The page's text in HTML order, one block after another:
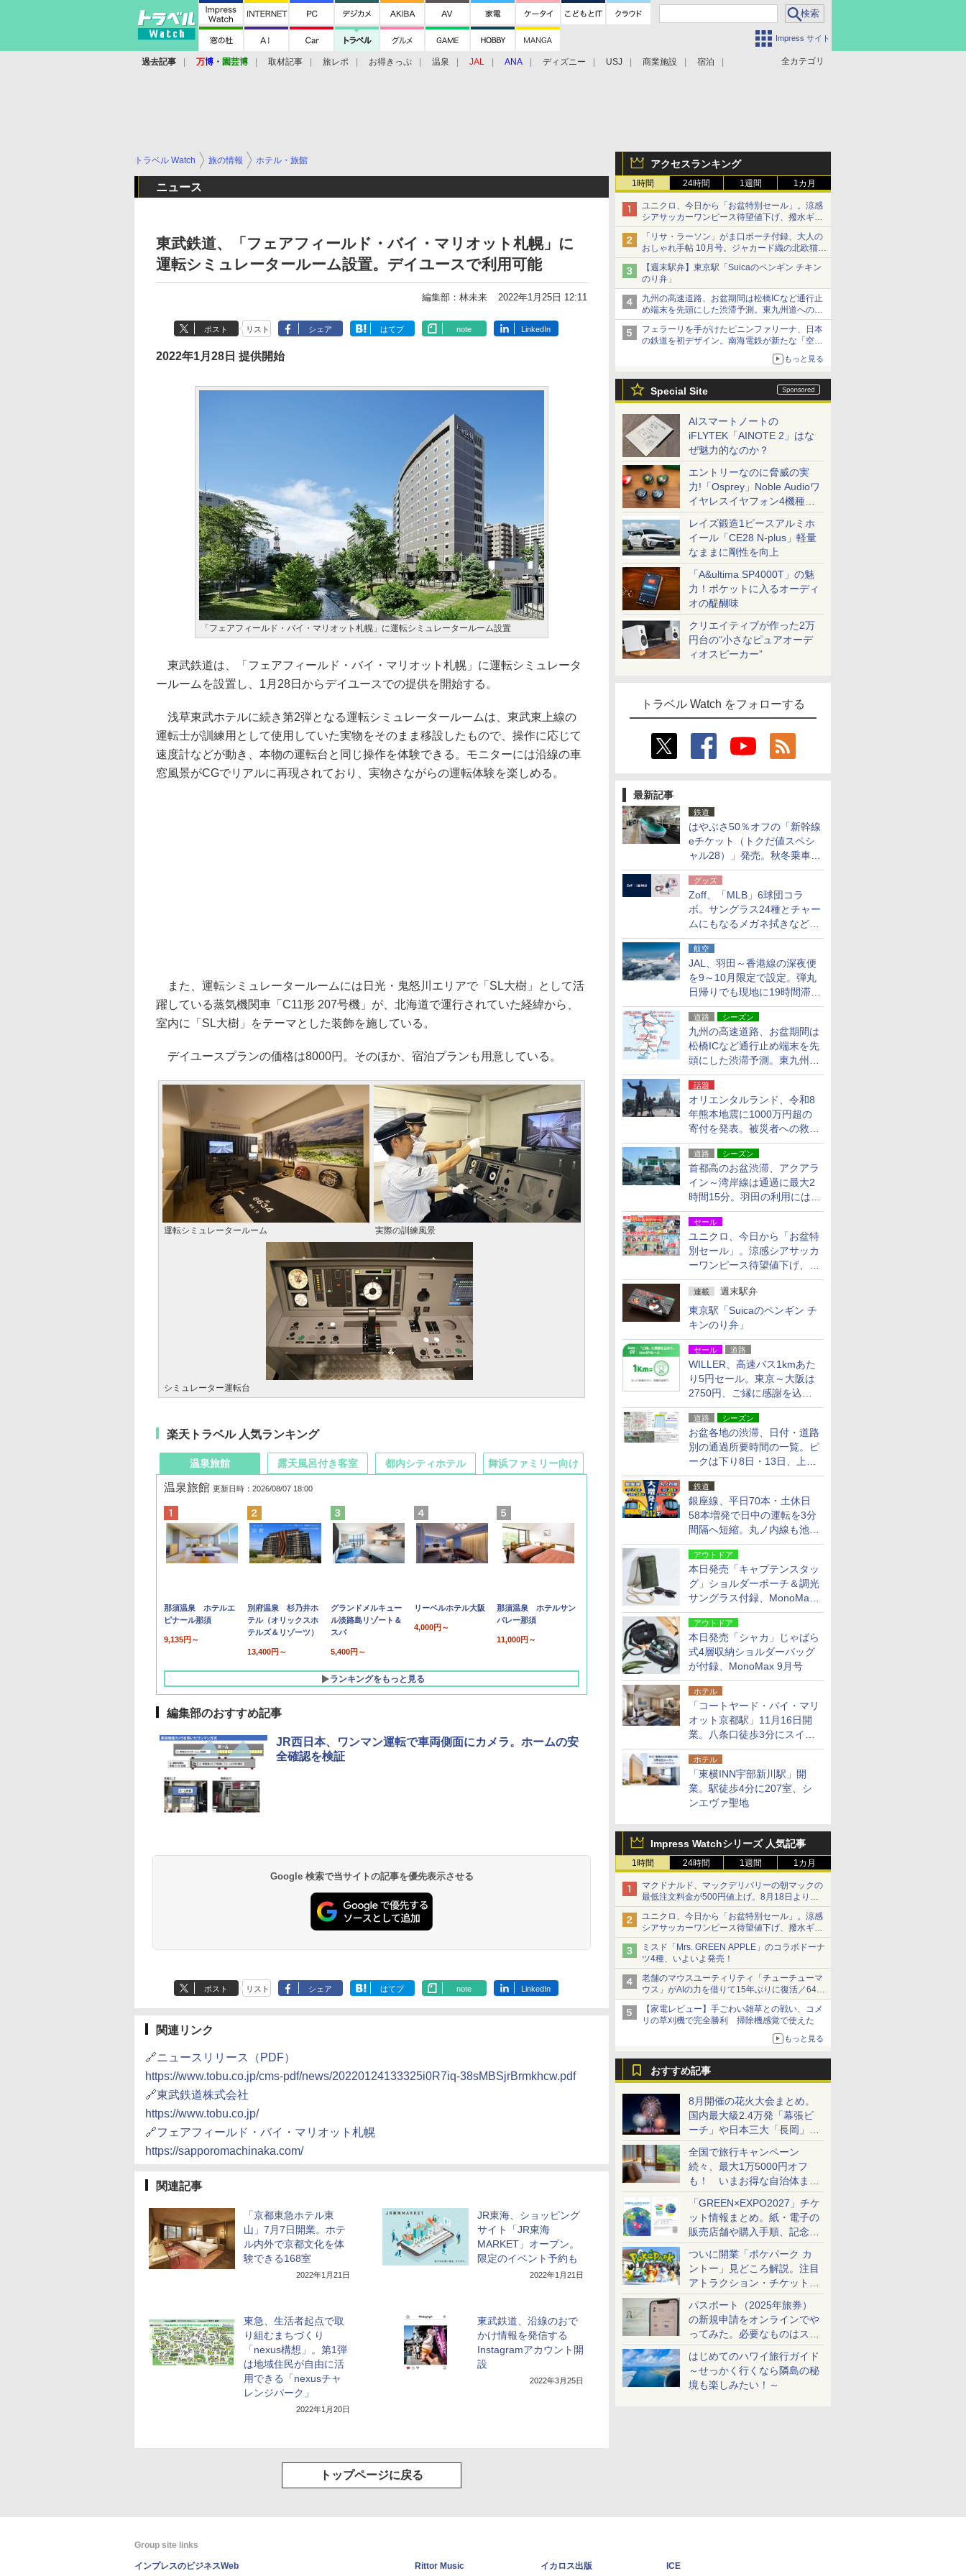
Impress サイト
全カテゴリ
過去記事 万博 ・ 園芸博 取材記事 旅レポ お得きっぷ 温泉 JAL ANA ディズニー USJ 商業施設 宿泊
アクセスランキング
1時間 24時間 1週間 1カ月
ユニクロ、今日から「お盆特別セール」。涼感
シアサッカーワンピース待望値下げ、撥水ギア
ショーツは1990円に
「リサ・ラーソン」がま口ポーチ付録、大人の
おしゃれ手帖 10月号。ジャカード織の北欧猫デ
ザイン
【週末駅弁】東京駅「Suicaのペンギン チキン
のり弁」
九州の高速道路、お盆期間は松橋ICなど通行止
め端末を先頭にした渋滞予測。東九州道への迂
回は料金調整を実施
フェラーリを手がけたピニンファリーナ、日本
の鉄道を初デザイン。南海電鉄が新たな「空港
もっと見る
Special Site
AIスマートノートの
iFLYTEK「AINOTE 2」はな
ぜ魅力的なのか？
エントリーなのに脅威の実
力!「Osprey」Noble Audioワ
イヤレスイヤフォン4機種を
一気に聴く
レイズ鍛造1ピースアルミホ
イール「CE28 N-plus」軽量
なままに剛性を向上
「A&ultima SP4000T」の魅
力！ポケットに入るオーディ
オの醍醐味
クリエイティブが作った2万
円台の“小さなピュアオーデ
ィオスピーカー”
トラベル Watch をフォローする
最新記事
鉄道
はやぶさ50％オフの「新幹線
eチケット（トクだ値スペシ
ャル28）」発売。秋冬乗車
分、えきねっと限定
グッズ
Zoff、「MLB」6球団コラ
ボ。サングラス24種とチャー
ムにもなるメガネ拭きなど雑
貨24種
航空
JAL、羽田～香港線の深夜便
を9～10月限定で設定。弾丸
日帰りでも現地に19時間滞在
できる
道路 シーズン
九州の高速道路、お盆期間は
松橋ICなど通行止め端末を先
頭にした渋滞予測。東九州道
への迂回は料金調整を実施
話題
オリエンタルランド、令和8
年熊本地震に1000万円超の
寄付を発表。被災者への救援
活動・復旧支援
道路 シーズン
首都高のお盆渋滞、アクアラ
イン～湾岸線は通過に最大2
時間15分。羽田の利用には
「空港西出口」の利用検討を
セール
ユニクロ、今日から「お盆特
別セール」。涼感シアサッカ
ーワンピース待望値下げ、撥
水ギアショーツは1990円に
連載 週末駅弁
東京駅「Suicaのペンギン チ
キンのり弁」
セール 道路
WILLER、高速バス1kmあた
り5円セール。東京～大阪は
2750円、ご縁に感謝を込め
た20周年記念キャンペーン
道路 シーズン
お盆各地の渋滞、日付・道路
別の通過所要時間の一覧。ピ
ークは下り8日・13日、上り
14日・15日
鉄道
銀座線、平日70本・土休日
58本増発で日中の運転を3分
間隔へ短縮。丸ノ内線も池袋
～中野坂上を4分間隔に
アウトドア
本日発売「キャプテンスタッ
グ」ショルダーポーチ＆調光
サングラス付録、MonoMax
9月号増刊
アウトドア
本日発売「シャカ」じゃばら
式4層収納ショルダーバッグ
が付録、MonoMax 9月号
ホテル
「コートヤード・バイ・マリ
オット京都駅」11月16日開
業。八条口徒歩3分にスイー
ト含む全270室、ダイニング
も併設
ホテル
「東横INN宇部新川駅」開
業。駅徒歩4分に207室、シ
ンエヴァ聖地
Impress Watchシリーズ 人気記事
1時間 24時間 1週間 1カ月
マクドナルド、マックデリバリーの朝マックの
最低注文料金が500円値上げ。8月18日より
1,500円から受付
ユニクロ、今日から「お盆特別セール」。涼感
シアサッカーワンピース待望値下げ、撥水ギア
ショーツは1990円に
ミスド「Mrs. GREEN APPLE」のコラボドーナ
ツ4種、いよいよ発売！
老舗のマウスユーティリティ「チューチューマ
ウス」がAIの力を借りて15年ぶりに復活／64bit
化、Windows 10/11、「Chrome」も走り回
る。復活記念で2026年末まで500円
【家電レビュー】手ごわい雑草との戦い、コメ
リの草刈機で完全勝利 掃除機感覚で使えた
もっと見る
おすすめ記事
8月開催の花火大会まとめ。
国内最大級2.4万発「幕張ビ
ーチ」や日本三大「長岡」な
ど大型イベント目白押し！
全国で旅行キャンペーン
続々、最大1万5000円オフ
も！ いまお得な自治体まと
め
「GREEN×EXPO2027」チケ
ット情報まとめ。紙・電子の
販売店舗や購入手順、記念チ
ケットも解説
ついに開業「ポケパーク カ
ントー」見どころ解説。注目
アトラクション・チケット手
配・来場前に必要な準備は？
パスポート（2025年旅券）
の新規申請をオンラインでや
ってみた。必要なものはスマ
ホとマイナカードのみ
はじめてのハワイ旅行ガイド
～せっかく行くなら隣島の秘
境も楽しみたい！～
トラベル Watch 旅の情報 ホテル・旅館
ニュース
東武鉄道、「フェアフィールド・バイ・マリオット札幌」に
運転シミュレータールーム設置。デイユースで利用可能
編集部：林未来 2022年1月25日 12:11
ポスト リスト シェア はてブ note LinkedIn
2022年1月28日 提供開始
「フェアフィールド・バイ・マリオット札幌」に運転シミュレータールーム設置
東武鉄道は、「フェアフィールド・バイ・マリオット札幌」に運転シミュレータ
ールームを設置し、1月28日からデイユースでの提供を開始する。
浅草東武ホテルに続き第2弾となる運転シミュレータールームは、東武東上線の
運転士が訓練用として使用していた実物をそのまま移設したもので、操作に応じて
速度計などが動き、本物の運転台と同じ操作を体験できる。モニターには沿線の車
窓風景がCGでリアルに再現されており、実物さながらの運転体験を楽しめる。
また、運転シミュレータールームには日光・鬼怒川エリアで「SL大樹」として活
躍している蒸気機関車「C11形 207号機」が、北海道で運行されていた経緯から、
室内に「SL大樹」をテーマとした装飾を施している。
デイユースプランの価格は8000円。そのほか、宿泊プランも用意している。
運転シミュレータールーム 実際の訓練風景
シミュレーター運転台
楽天トラベル 人気ランキング
温泉旅館
温泉旅館 更新日時：2026/08/07 18:00
那須温泉 ホテルエ
ピナール那須
9,135円～
別府温泉 杉乃井ホ
テル（オリックスホ
テルズ＆リゾーツ）
13,400円～
グランドメルキュー
ル淡路島リゾート＆
スパ
5,400円～
リーベルホテル大阪
4,000円～
那須温泉 ホテルサン
バレー那須
11,000円～
ランキングをもっと見る
露天風呂付き客室
10,450円～
19,541円～
都内シティホテル 舞浜ファミリー向け
7,950円～
5,758円～
編集部のおすすめ記事
JR西日本、ワンマン運転で車両側面にカメラ。ホームの安
全確認を検証
Google 検索で当サイトの記事を優先表示させる
ポスト リスト シェア はてブ note LinkedIn
関連リンク
🔗ニュースリリース（PDF）
https://www.tobu.co.jp/cms-pdf/news/20220124133325i0R7iq-38sMBSjrBrmkhcw.pdf
🔗東武鉄道株式会社
https://www.tobu.co.jp/
🔗フェアフィールド・バイ・マリオット札幌
https://sapporomachinaka.com/
関連記事
「京都東急ホテル東
山」7月7日開業。ホテ
ル内外で京都文化を体
験できる168室
2022年1月21日
JR東海、ショッピング
サイト「JR東海
MARKET」オープン。
限定のイベント予約も
2022年1月21日
東急、生活者起点で取
り組むまちづくり
「nexus構想」。第1弾
は地域住民が自由に活
用できる「nexusチャ
レンジパーク」
2022年1月20日
東武鉄道、沿線のおで
かけ情報を発信する
Instagramアカウント開
設
2022年3月25日
トップページに戻る
Group site links
インプレスのビジネスWeb Rittor Music イカロス出版 ICE